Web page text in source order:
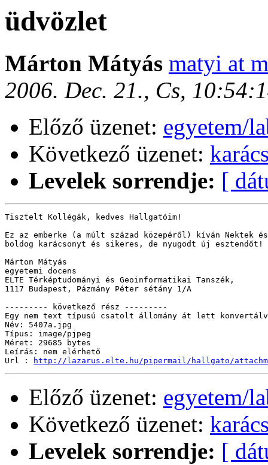
üdvözlet
Márton Mátyás matyi at
2006. Dec. 21., Cs,
Előző üzenet: egyetem/
Következő üzenet:
Levelek sorrendje: [
Tisztelt Kollégák, kedves Hallgatóim!
Ez az emberke (a múlt század közepéről) kíván Nektek
boldog karácsonyt és sikeres, de nyugodt új esztendőt!
Márton Mátyás
egyetemi docens
ELTE Térképtudományi és Geoinformatikai Tanszék,
1117 Budapest, Pázmány Péter sétány 1/A
--------- következő rész ---------
Egy nem text típusú csatolt állomány át lett
Név: 5407a.jpg
Típus: image/pjpeg
Méret: 29685 bytes
Leírás: nem elérhető
Url :
http://lazarus.elte.hu/pipermail/hallgato/
Előző üzenet: egyetem/
Következő üzenet:
Levelek sorrendje: [